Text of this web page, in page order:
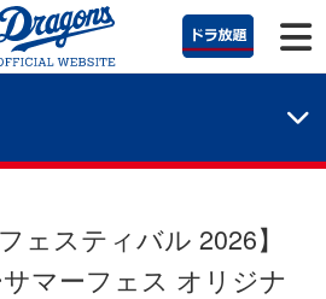
ェスティバル 2026】
マーフェス オリジナ